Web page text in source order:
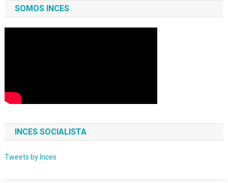
SOMOS INCES
INCES SOCIALISTA
Tweets by Inces